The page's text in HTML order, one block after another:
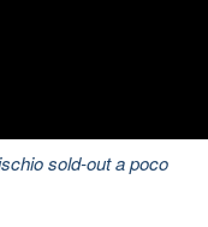
sold-out a poco